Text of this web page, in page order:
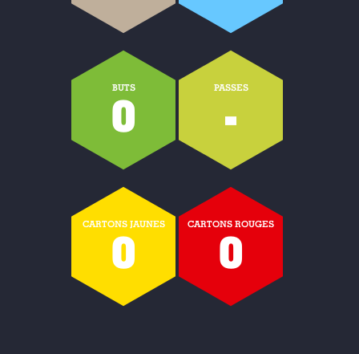
BUTS
0
PASSES
-
CARTONS JAUNES
0
CARTONS ROUGES
0